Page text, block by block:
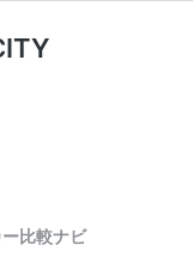
比較ナビ